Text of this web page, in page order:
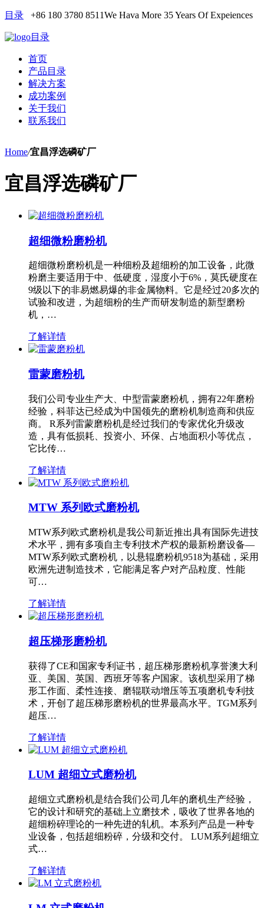
目录 +86 180 3780 8511We Hava More 35 Years Of Expeiences
目录
首页
产品目录
解决方案
成功案例
关于我们
联系我们
Home/宜昌浮选磷矿厂
宜昌浮选磷矿厂
超细微粉磨粉机
超细微粉磨粉机是一种细粉及超细粉的加工设备，此微
粉磨主要适用于中、低硬度，湿度小于6%，莫氏硬度在
9级以下的非易燃易爆的非金属物料。它是经过20多次的
试验和改进，为超细粉的生产而研发制造的新型磨粉
机，…
了解详情
雷蒙磨粉机
我们公司专业生产大、中型雷蒙磨粉机，拥有22年磨粉
经验，科菲达已经成为中国领先的磨粉机制造商和供应
商。 R系列雷蒙磨粉机是经过我们的专家优化升级改
造，具有低损耗、投资小、环保、占地面积小等优点，
它比传…
了解详情
MTW 系列欧式磨粉机
MTW系列欧式磨粉机是我公司新近推出具有国际先进技
术水平，拥有多项自主专利技术产权的最新粉磨设备—
MTW系列欧式磨粉机，以悬辊磨粉机9518为基础，采用
欧洲先进制造技术，它能满足客户对产品粒度、性能
可…
了解详情
超压梯形磨粉机
获得了CE和国家专利证书，超压梯形磨粉机享誉澳大利
亚、美国、英国、西班牙等客户国家。该机型采用了梯
形工作面、柔性连接、磨辊联动增压等五项磨机专利技
术，开创了超压梯形磨粉机的世界最高水平。TGM系列
超压…
了解详情
LUM 超细立式磨粉机
超细立式磨粉机是结合我们公司几年的磨机生产经验，
它的设计和研究的基础上立磨技术，吸收了世界各地的
超细粉碎理论的一种先进的轧机。本系列产品是一种专
业设备，包括超细粉碎，分级和交付。 LUM系列超细立
式…
了解详情